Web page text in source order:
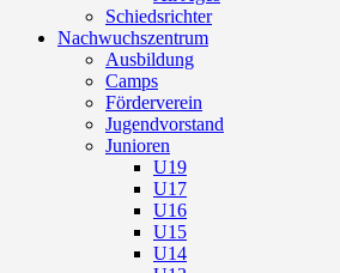
Schiedsrichter
Nachwuchszentrum
Ausbildung
Camps
Förderverein
Jugendvorstand
Junioren
U19
U17
U16
U15
U14